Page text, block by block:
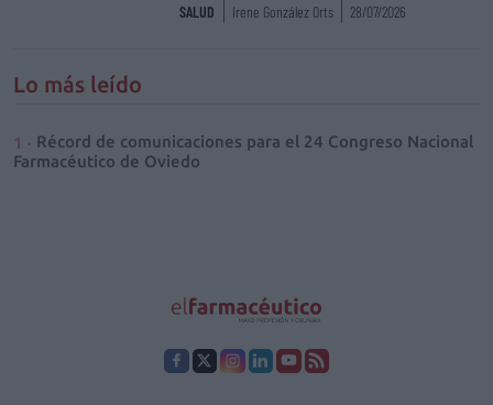
SALUD Irene González Orts 28/07/2026
Lo más leído
Récord de comunicaciones para el 24 Congreso Nacional
Farmacéutico de Oviedo